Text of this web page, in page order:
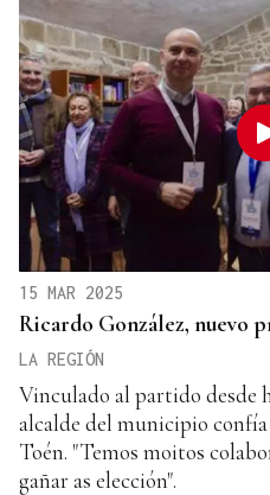
15 MAR 2025
Ricardo González, nuevo
LA REGIÓN
Vinculado al partido desde
alcalde del municipio
Toén. "Temos moitos
gañar as elección".